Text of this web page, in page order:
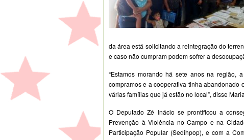
da área está solicitando a reintegração do
e caso não cumpram podem sofrer a
“Estamos morando há sete anos na região,
compramos e a cooperativa tinha abandonado
várias famílias que já estão no local”, disse
O Deputado Zé Inácio se prontificou a
Prevenção à Violência no Campo e na
Participação Popular (Sedihpop), e com a